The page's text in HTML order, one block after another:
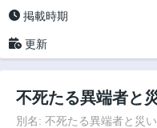
掲載時期
更新
不死たる異端者と
別名: 不死たる異端者と災